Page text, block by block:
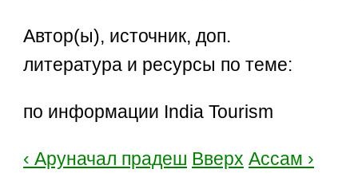
Автор(ы), источник, доп.
литература и ресурсы по теме:
по информации India Tourism
‹ Аруначал прадеш Вверх Ассам ›